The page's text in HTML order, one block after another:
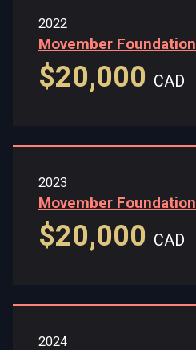
2022
Movember Foundation
$20,000 CAD
2023
Movember Foundation
$20,000 CAD
2024